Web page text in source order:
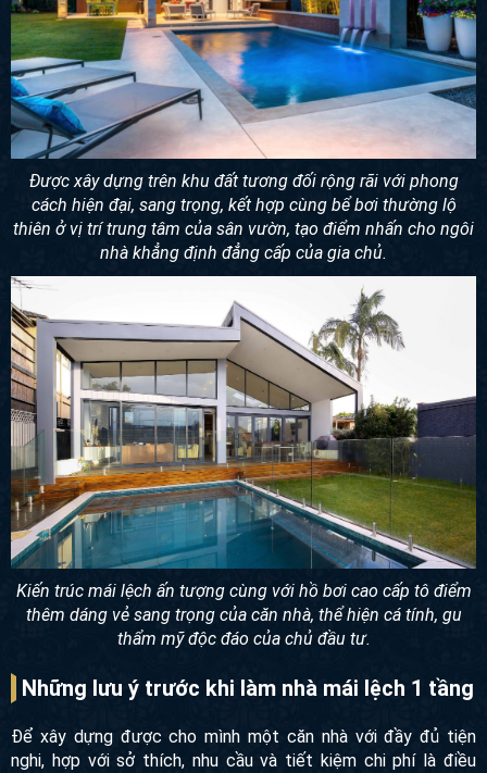
Được xây dựng trên khu đất tương đối rộng rãi với phong
cách hiện đại, sang trọng, kết hợp cùng bể bơi thường lộ
thiên ở vị trí trung tâm của sân vườn, tạo điểm nhấn cho ngôi
nhà khẳng định đẳng cấp của gia chủ.
Kiến trúc mái lệch ấn tượng cùng với hồ bơi cao cấp tô điểm
thêm dáng vẻ sang trọng của căn nhà, thể hiện cá tính, gu
thẩm mỹ độc đáo của chủ đầu tư.
Những lưu ý trước khi làm nhà mái lệch 1 tầng
Để xây dựng được cho mình một căn nhà với đầy đủ tiện
nghi, hợp với sở thích, nhu cầu và tiết kiệm chi phí là điều